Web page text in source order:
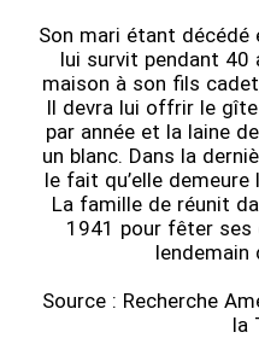
Son mari étant décédé
lui survit pendant 40
maison à son fils
Il devra lui offrir le
par année et la laine
un blanc. Dans la
le fait qu’elle
La famille de réunit
1941 pour fêter ses
lendemain
Source : Recherche
la